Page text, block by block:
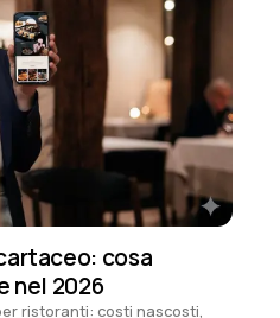
cosa
nel 2026
ristoranti: costi nascosti,